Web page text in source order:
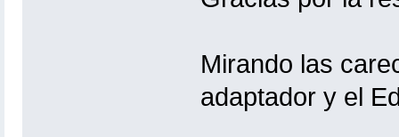
Mirando las
adaptador y el